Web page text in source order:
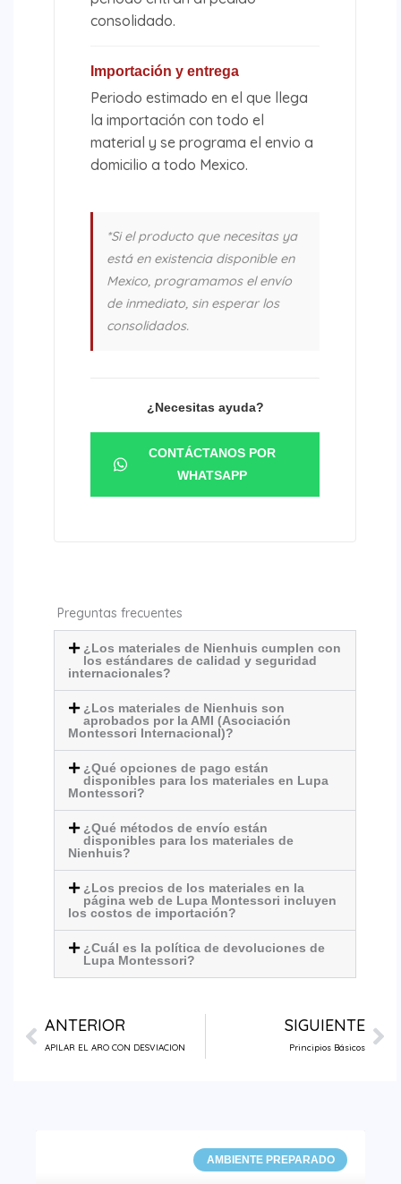
consolidado.
Importación y entrega
Periodo estimado en el que llega
la importación con todo el
material y se programa el envio a
domicilio a todo Mexico.
*Si el producto que necesitas ya
está en existencia disponible en
Mexico, programamos el envío
de inmediato, sin esperar los
consolidados.
¿Necesitas ayuda?
CONTÁCTANOS POR
WHATSAPP
Preguntas frecuentes
¿Los materiales de Nienhuis cumplen con
los estándares de calidad y seguridad
internacionales?
¿Los materiales de Nienhuis son
aprobados por la AMI (Asociación
Montessori Internacional)?
¿Qué opciones de pago están
disponibles para los materiales en Lupa
Montessori?
¿Qué métodos de envío están
disponibles para los materiales de
Nienhuis?
¿Los precios de los materiales en la
página web de Lupa Montessori incluyen
los costos de importación?
¿Cuál es la política de devoluciones de
Lupa Montessori?
Prev
ANTERIOR
APILAR EL ARO CON DESVIACION
SIGUIENTE
Principios Básicos
AMBIENTE PREPARADO